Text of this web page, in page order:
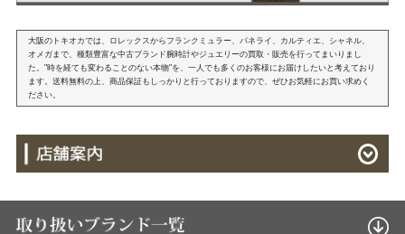
大阪のトキオカでは、ロレックスからフランクミュラー、パネライ、カルティエ、シャネル、
オメガまで、種類豊富な中古ブランド腕時計やジュエリーの買取・販売を行ってまいりまし
た。"時を経ても変わることのない本物"を、一人でも多くのお客様にお届けしたいと考えており
ます。送料無料の上、商品保証もしっかりと行っておりますので、ぜひお気軽にお買い求めく
ださい。